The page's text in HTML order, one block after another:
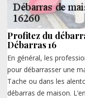
Profitez du
Débarras 16
En général, les
pour débarrasser une
Tache ou dans les
débarras de maison.